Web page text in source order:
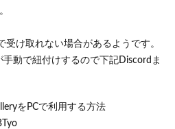
け取れない場合があるようです。
動で紐付けするので下記Discordま
をPCで利用する方法